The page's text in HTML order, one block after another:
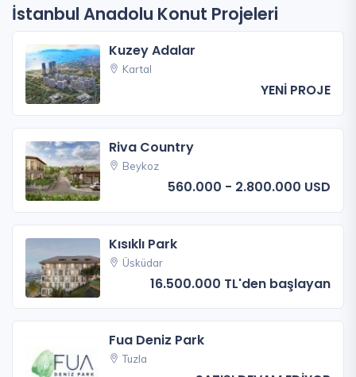
İstanbul Anadolu Konut Projeleri
Kuzey Adalar
Kartal
YENİ PROJE
Riva Country
Beykoz
560.000 - 2.800.000 USD
Kısıklı Park
Üsküdar
16.500.000 TL'den başlayan
Fua Deniz Park
Tuzla